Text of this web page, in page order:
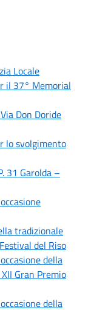
Locale
il 37° Memorial
Don Doride
lo svolgimento
31 Garolda –
tradizionale
del Riso
della
Gran Premio
della